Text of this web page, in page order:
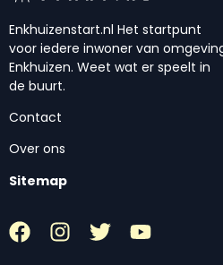
Enkhuizenstart.nl Het startpunt
voor iedere inwoner van
Enkhuizen. Weet wat er speelt in
de buurt.
Contact
Over ons
Sitemap